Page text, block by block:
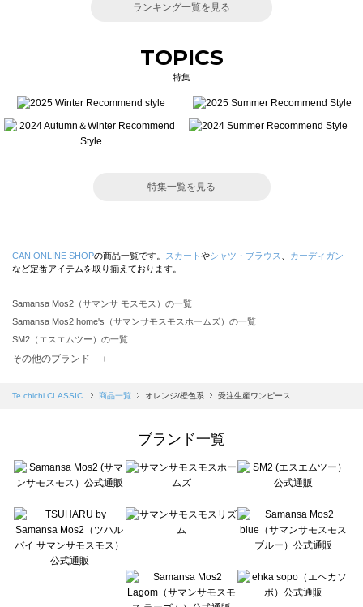
ランキング一覧を見る
TOPICS
特集
特集一覧を見る
CAN ONLINE SHOPの商品一覧です。 スカート やシャツ・ブラウス
カーディガン
など定番アイテムを取り揃えております。
Samansa Mos2（サマンサ モスモス）の一覧
Samansa Mos2 home's（サマンサモスモスホームズ）の一覧
SM2（エスエムツー）の一覧
TSUHARU by Samansa Mos2（ツハルバイサマンサモスモス）の一覧
Samansa Mos2 blue（サマンサモスモス ブルー）の一覧
Te chichi（テチチ）の一覧
Te chichi CLASSIC（テチチ クラシック）の一覧
Lugnoncure（ルノンキュール）の一覧
BETTY'S BLUE（べティーズブルー）の一覧
Wpc.（ワールドパーティー）の一覧
その他のブランド ＋
Te chichi CLASSIC 商品一覧 オレンジ/橙色系 受注生産ワンピース
ブランド一覧